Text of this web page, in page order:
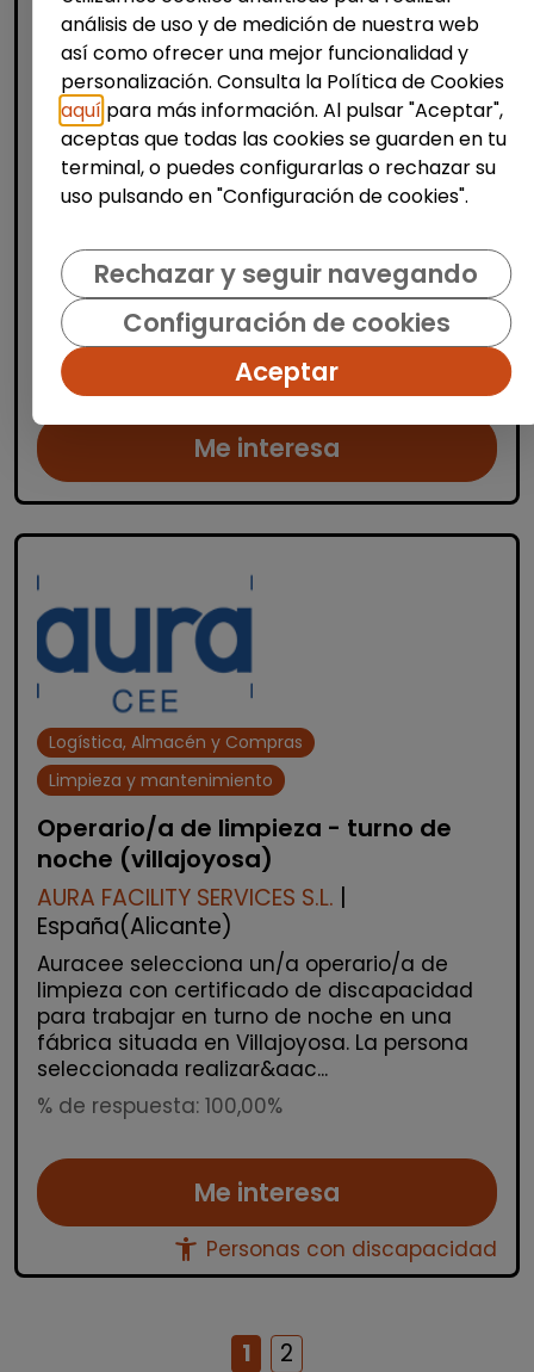
Limpieza y mantenimiento
Operario/a de limpieza de centros
escolares (alicante)
Se buscan varios/as operarios/as de
limpieza para trabajar en centros escolares
ubicados en Alicante, Benidorm y
localidades cercanas. Las personas
seleccionadas se encargarán de la limp...
Me interesa
Logística, Almacén y Compras
Limpieza y mantenimiento
Operario/a de limpieza - turno de
noche (villajoyosa)
AURA FACILITY SERVICES S.L.
España(Alicante)
Auracee selecciona un/a operario/a de
limpieza con certificado de discapacidad
para trabajar en turno de noche en una
fábrica situada en Villajoyosa. La persona
seleccionada realizar&aac...
% de respuesta: 100,00%
Me interesa
accessibility_new Personas con discapacidad
1 2
análisis de uso y de medición de nuestra web
así como ofrecer una mejor funcionalidad y
personalización. Consulta la Política de Cookies
aquí para más información. Al pulsar "Aceptar",
aceptas que todas las cookies se guarden en tu
terminal, o puedes configurarlas o rechazar su
uso pulsando en "Configuración de cookies".
Rechazar y seguir navegando
Configuración de cookies
Aceptar